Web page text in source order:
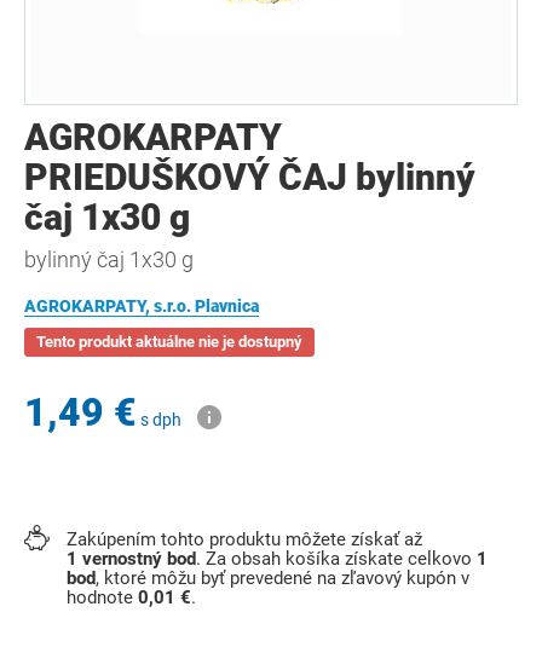
AGROKARPATY
PRIEDUŠKOVÝ ČAJ bylinný
čaj 1x30 g
bylinný čaj 1x30 g
AGROKARPATY, s.r.o. Plavnica
Tento produkt aktuálne nie je dostupný
1,49 € s dph
Zakúpením tohto produktu môžete získať až
1 vernostný bod. Za obsah košíka získate celkovo 1
bod, ktoré môžu byť prevedené na zľavový kupón v
hodnote 0,01 €.